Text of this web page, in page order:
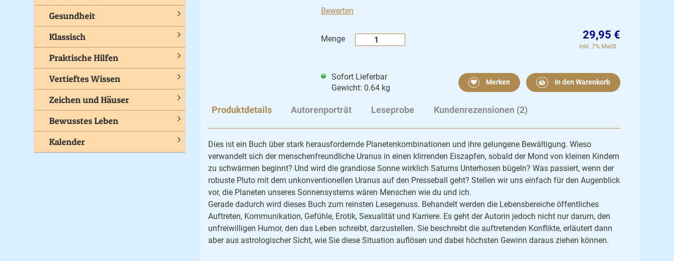
Gesundheit
Klassisch
Praktische Hilfen
Vertieftes Wissen
Zeichen und Häuser
Bewusstes Leben
Kalender
Bewerten
Menge 29,95 €
inkl. 7% MwSt.
Sofort Lieferbar
Gewicht: 0.64 kg
Merken In den Warenkorb
Produktdetails Autorenporträt Leseprobe Kundenrezensionen (2)
Dies ist ein Buch über stark herausfordernde Planetenkombinationen und ihre gelungene Bewältigung. Wieso
verwandelt sich der menschenfreundliche Uranus in einen klirrenden Eiszapfen, sobald der Mond von kleinen Kindern
zu schwärmen beginnt? Und wird die grandiose Sonne wirklich Saturns Unterhosen bügeln? Was passiert, wenn der
robuste Pluto mit dem unkonventionellen Uranus auf den Presseball geht? Stellen wir uns einfach für den Augenblick
vor, die Planeten unseres Sonnensystems wären Menschen wie du und ich.
Gerade dadurch wird dieses Buch zum reinsten Lesegenuss. Behandelt werden die Lebensbereiche öffentliches
Auftreten, Kommunikation, Gefühle, Erotik, Sexualität und Karriere. Es geht der Autorin jedoch nicht nur darum, den
unfreiwilligen Humor, den das Leben schreibt, darzustellen. Sie beschreibt die auftretenden Konflikte, erläutert dann
aber aus astrologischer Sicht, wie Sie diese Situation auflösen und dabei höchsten Gewinn daraus ziehen können.